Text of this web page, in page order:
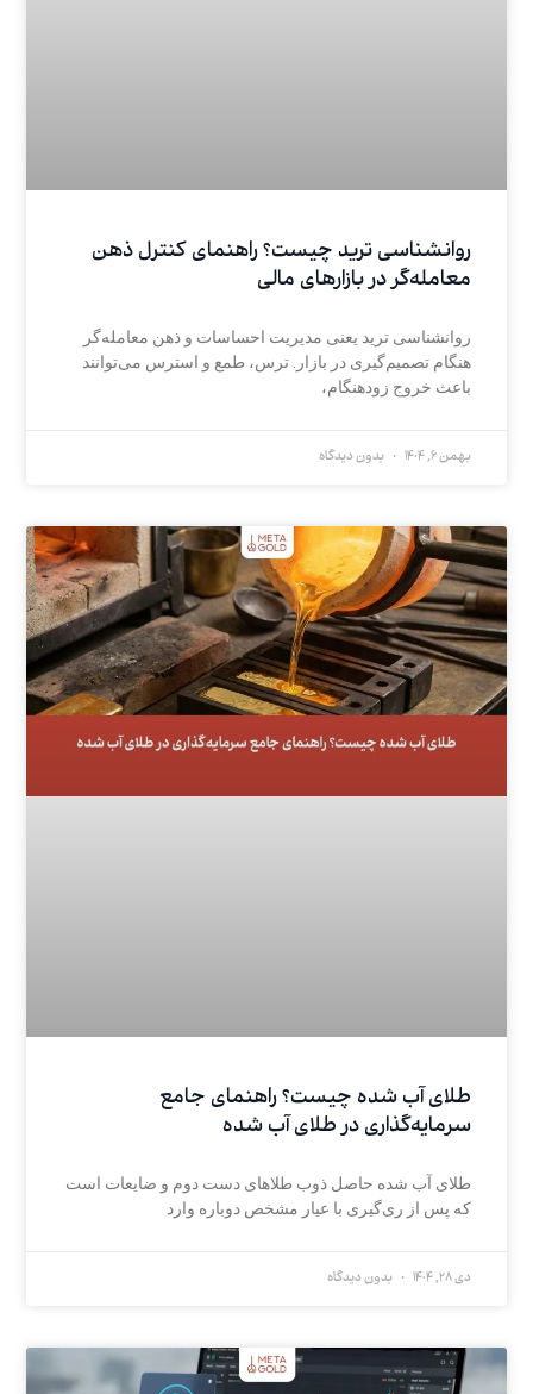
روانشناسی ترید چیست؟ راهنمای کنترل ذهن
معامله‌گر در بازارهای مالی
روانشناسی ترید یعنی مدیریت احساسات و ذهن معامله‌گر
هنگام تصمیم‌گیری در بازار. ترس، طمع و استرس می‌توانند
باعث خروج زودهنگام،
بهمن 6, 1404 بدون دیدگاه
طلای آب شده چیست؟ راهنمای جامع
سرمایه‌گذاری در طلای آب شده
طلای آب شده حاصل ذوب طلاهای دست دوم و ضایعات است
که پس از ری‌گیری با عیار مشخص دوباره وارد
دی 28, 1404 بدون دیدگاه